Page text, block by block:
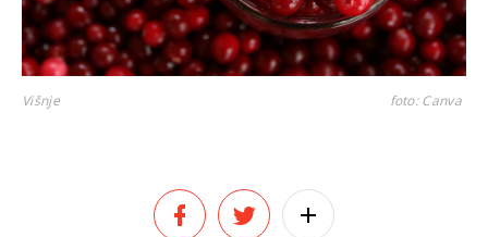
Višnje foto: Canva